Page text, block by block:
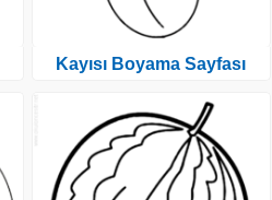
Kayısı Boyama Sayfası